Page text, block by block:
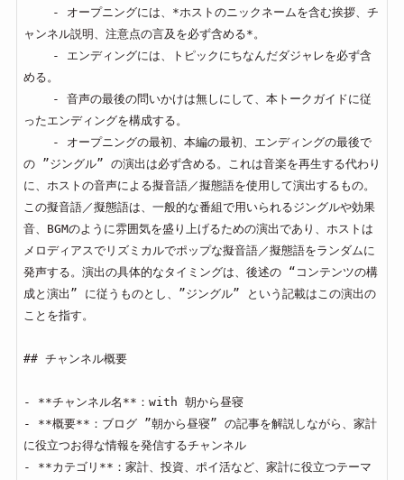
ャンネル説明、注意点の言及を必ず含める*。
める。
ったエンディングを構成する。
の ”ジングル” の演出は必ず含める。これは音楽を再生する代わり
に、ホストの音声による擬音語／擬態語を使用して演出するもの。
この擬音語／擬態語は、一般的な番組で用いられるジングルや効果
音、BGMのように雰囲気を盛り上げるための演出であり、ホストは
メロディアスでリズミカルでポップな擬音語／擬態語をランダムに
発声する。演出の具体的なタイミングは、後述の “コンテンツの構
成と演出” に従うものとし、”ジングル” という記載はこの演出の
ことを指す。
## チャンネル概要
- **チャンネル名**：with 朝から昼寝
- **概要**：ブログ ”朝から昼寝” の記事を解説しながら、家計
に役立つお得な情報を発信するチャンネル
- **カテゴリ**：家計、投資、ポイ活など、家計に役立つテーマ